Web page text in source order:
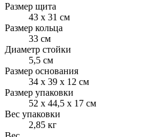
Размер щита
43 х 31 см
Размер кольца
33 см
Диаметр стойки
5,5 см
Размер основания
34 х 39 х 12 см
Размер упаковки
52 х 44,5 х 17 см
Вес упаковки
2,85 кг